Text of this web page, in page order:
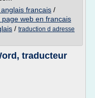
francais /
web en francais
/ traduction d adresse
traducteur